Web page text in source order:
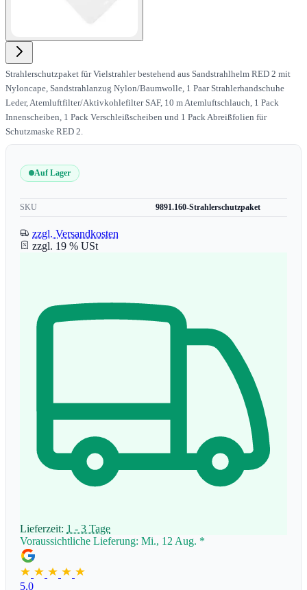
Strahlerschutzpaket für Vielstrahler bestehend aus Sandstrahlhelm RED 2 mit
Nyloncape, Sandstrahlanzug Nylon/Baumwolle, 1 Paar Strahlerhandschuhe
Leder, Atemluftfilter/Aktivkohlefilter SAF, 10 m Atemluftschlauch, 1 Pack
Innenscheiben, 1 Pack Verschleißscheiben und 1 Pack Abreißfolien für
Schutzmaske RED 2.
Auf Lager
SKU 9891.160-Strahlerschutzpaket
zzgl. Versandkosten
zzgl. 19 % USt
Lieferzeit: 1 - 3 Tage
Voraussichtliche Lieferung: Mi., 12 Aug. *
5.0